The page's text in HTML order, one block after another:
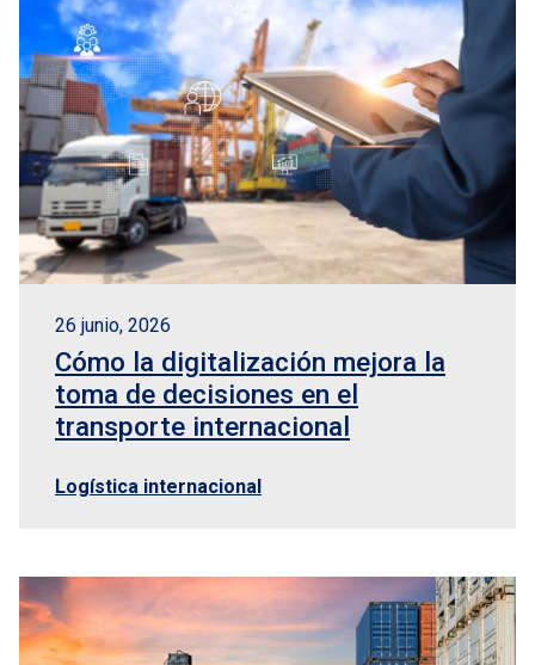
26 junio, 2026
Cómo la digitalización mejora la
toma de decisiones en el
transporte internacional
Logística internacional